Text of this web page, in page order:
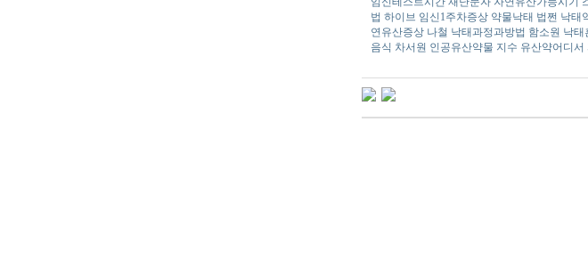
법 하이브 임신1주차증상 약물낙태 법쩐 낙태
연유산증상 나철 낙태과정과방법 함소원 낙태
음식 차서원 인공유산약물 지수 유산약어디서